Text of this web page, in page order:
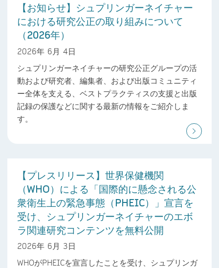
【お知らせ】シュプリンガーネイチャー
における研究公正の取り組みについて
（2026年）
2026年 6月 4日
シュプリンガーネイチャーの研究公正グループの活
動および研究者、編集者、および出版コミュニティ
ー全体を支える、ベストプラクティスの支援と出版
記録の保護などに関する最新の情報をご紹介しま
す。
【プレスリリース】世界保健機関
（WHO）による「国際的に懸念される公
衆衛生上の緊急事態（PHEIC）」宣言を
受け、シュプリンガーネイチャーのエボ
ラ関連研究コンテンツを無料公開
2026年 6月 3日
WHOがPHEICを宣言したことを受け、シュプリンガ